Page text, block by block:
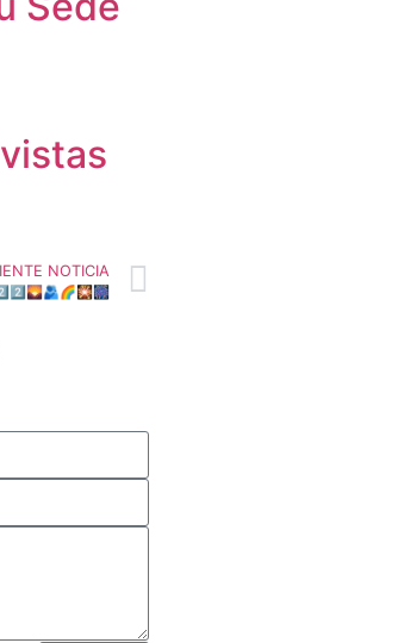
NOTICIA